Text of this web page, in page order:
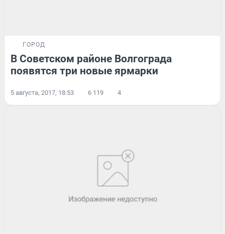
ГОРОД
В Советском районе Волгограда
появятся три новые ярмарки
5 августа, 2017, 18:53 6 119 4